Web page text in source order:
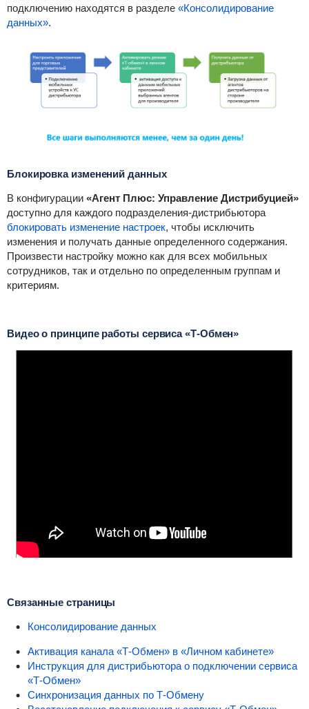
подключению находятся в разделе «Консолидирование
данных».
Блокировка изменений данных
В конфигурации «Агент Плюс: Управление Дистрибуцией»
доступно для каждого подразделения-дистрибьютора
блокировать изменение настроек, чтобы исключить
изменения и получать данные определенного содержания.
Произвести настройку можно как для всех мобильных
сотрудников, так и отдельно по определенным группам и
критериям.
Видео о принципе работы сервиса«Т-Обмен»
Связанные страницы
Консолидирование данных
Активация канала «Т-Обмен» в «Личном кабинете»
Инструкция для дистрибьютора о подключении сервиса
«Т-Обмен»
Синхронизация данных по Т-Обмену